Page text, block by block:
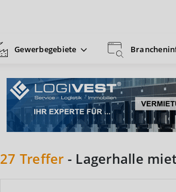
Gewerbegebiete
27 Treffer - Lagerhalle